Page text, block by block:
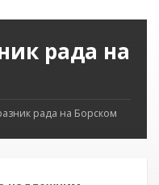
рада на
рада на Борском